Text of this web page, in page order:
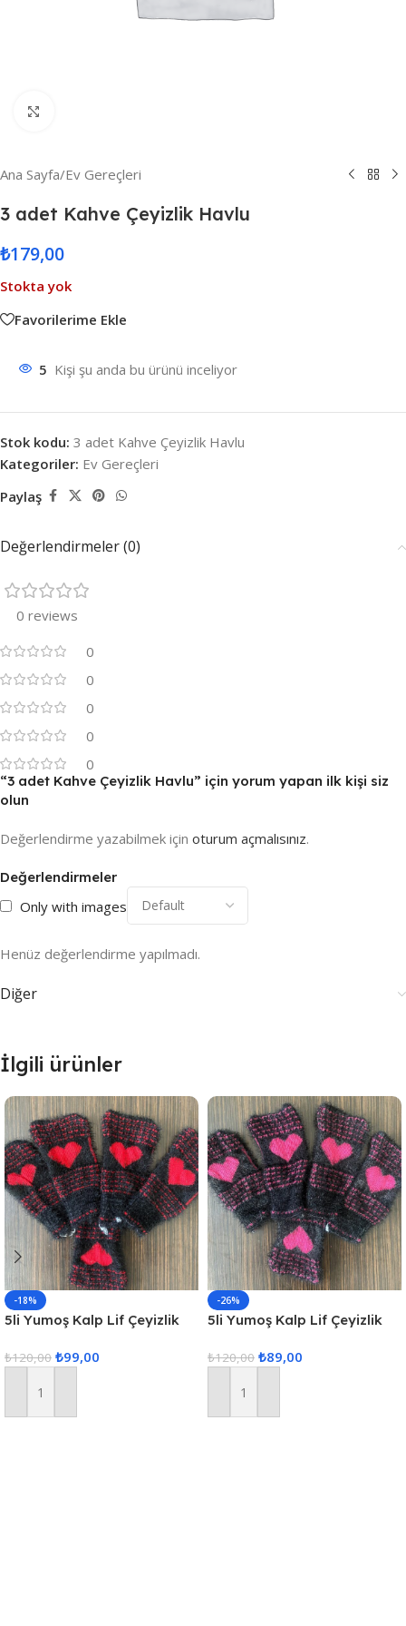
Ana Sayfa/Ev Gereçleri
3 adet Kahve Çeyizlik Havlu
₺179,00
Stokta yok
Favorilerime Ekle
5 Kişi şu anda bu ürünü inceliyor
Stok kodu: 3 adet Kahve Çeyizlik Havlu
Kategoriler: Ev Gereçleri
Paylaş
Değerlendirmeler (0)
0 reviews
0
0
0
0
0
Değerlendirmeler
Only with images
Henüz değerlendirme yapılmadı.
“3 adet Kahve Çeyizlik Havlu” için yorum yapan ilk kişi siz
olun
Değerlendirme yazabilmek için oturum açmalısınız.
Diğer
İlgili ürünler
-18%
5li Yumoş Kalp Lif Çeyizlik
₺120,00 ₺99,00
Sepete Ekle
-26%
5li Yumoş Kalp Lif Çeyizlik
₺120,00 ₺89,00
Sepete Ekle